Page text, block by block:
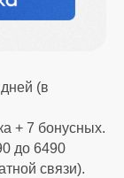
(в
+ 7 бонусных.
до 6490
связи).